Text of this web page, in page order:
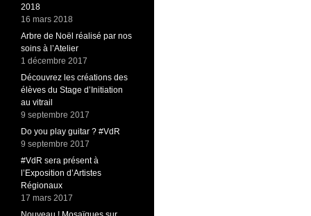
2018
16 mars 2018
Arbre de Noël réalisé par nos
soins à l’Atelier
1 décembre 2017
Découvrez les créations des
élèves du Stage d’Initiation
au vitrail
9 septembre 2017
Do you play guitar ? #VdR
9 septembre 2017
#VdR sera présent à
l’Exposition d’Artistes
Régionaux
17 mars 2017